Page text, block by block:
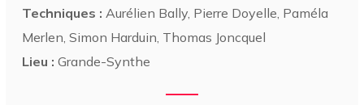
Techniques : Aurélien Bally, Pierre Doyelle, Paméla
Merlen, Simon Harduin, Thomas Joncquel
Lieu : Grande-Synthe